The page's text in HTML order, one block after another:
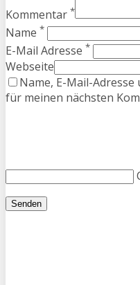
Kommentar *
Name *
E-Mail Adresse *
Webseite
Name, E-Mail-
für meinen nächsten